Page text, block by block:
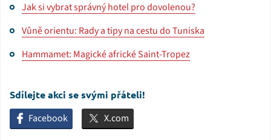
Jak si vybrat správný hotel pro dovolenou?
Vůně orientu: Rady a tipy na cestu do Tuniska
Hammamet: Magické africké Saint-Tropez
Sdílejte akci se svými přáteli!
Facebook X.com